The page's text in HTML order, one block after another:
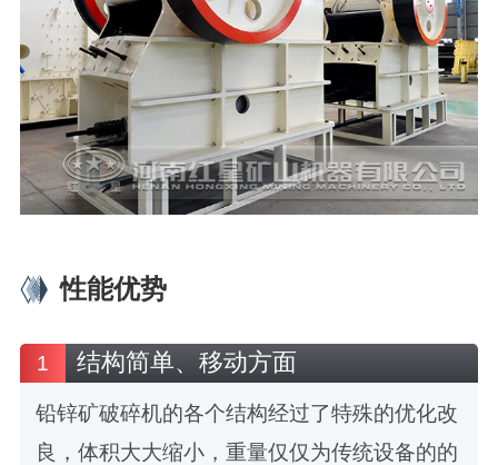
性能优势
1 结构简单、移动方面
铅锌矿破碎机的各个结构经过了特殊的优化改
良，体积大大缩小，重量仅仅为传统设备的的